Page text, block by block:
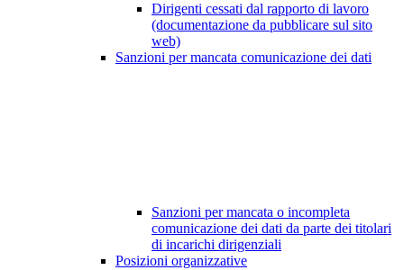
Dirigenti cessati dal rapporto di lavoro
(documentazione da pubblicare sul sito
web)
Sanzioni per mancata comunicazione dei dati
Sanzioni per mancata o incompleta
comunicazione dei dati da parte dei titolari
di incarichi dirigenziali
Posizioni organizzative